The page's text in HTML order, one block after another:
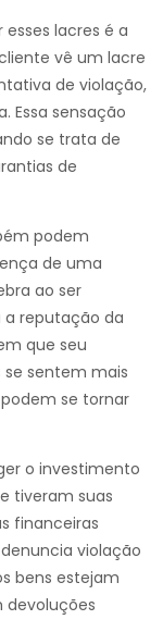
lacres é a
vê um lacre
de violação,
Essa sensação
se trata de
de
podem
de uma
ao ser
reputação da
que seu
se sentem mais
se tornar
o investimento
tiveram suas
financeiras
violação
bens estejam
devoluções